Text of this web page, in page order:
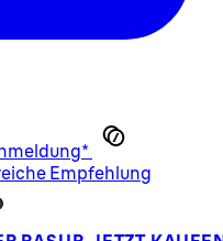
Empfehlung